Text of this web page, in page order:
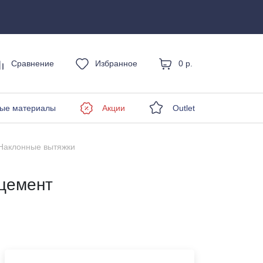
Сравнение Избранное 0 р.
материалы Акции Outlet
вытяжки